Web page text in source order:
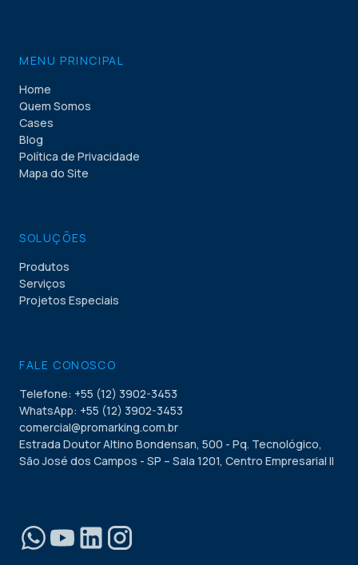
MENU PRINCIPAL
Home
Quem Somos
Cases
Blog
Política de Privacidade
Mapa do Site
SOLUÇÕES
Produtos
Serviços
Projetos Especiais
FALE CONOSCO
Telefone: +55 (12) 3902-3453
WhatsApp: +55 (12) 3902-3453
comercial@promarking.com.br
Estrada Doutor Altino Bondensan, 500 - Pq. Tecnológico,
São José dos Campos - SP – Sala 1201, Centro Empresarial II